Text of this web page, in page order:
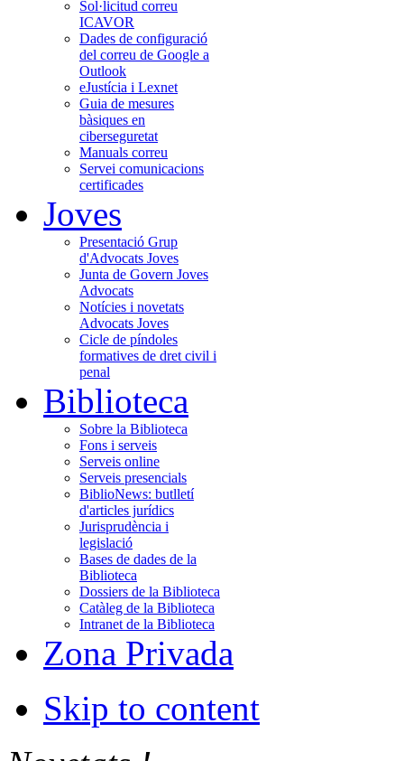
Sol·licitud correu
ICAVOR
Dades de configuració
del correu de Google a
Outlook
eJustícia i Lexnet
Guia de mesures
bàsiques en
ciberseguretat
Manuals correu
Servei comunicacions
certificades
Joves
Presentació Grup
d'Advocats Joves
Junta de Govern Joves
Advocats
Notícies i novetats
Advocats Joves
Cicle de píndoles
formatives de dret civil i
penal
Biblioteca
Sobre la Biblioteca
Fons i serveis
Serveis online
Serveis presencials
BiblioNews: butlletí
d'articles jurídics
Jurisprudència i
legislació
Bases de dades de la
Biblioteca
Dossiers de la Biblioteca
Catàleg de la Biblioteca
Intranet de la Biblioteca
Zona Privada
Skip to content